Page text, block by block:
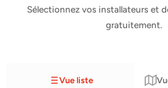
Sélectionnez vos installateurs et
gratuitement.
Vue liste